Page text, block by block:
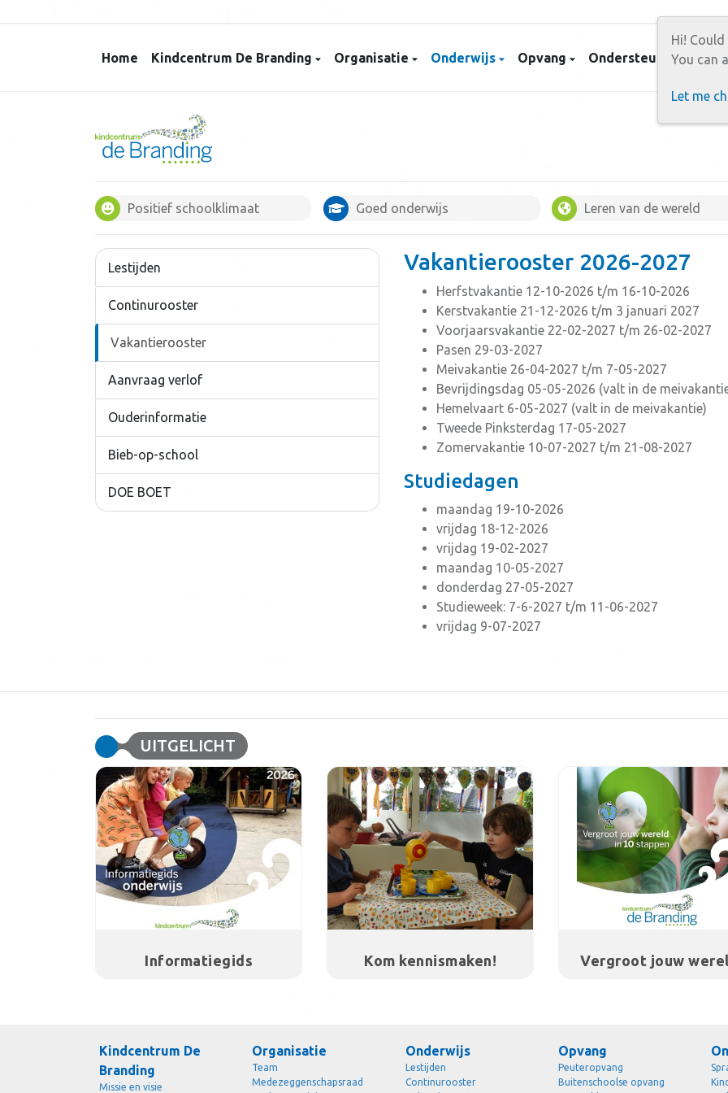
Home Kindcentrum De Branding Organisatie Onderwijs Opvang Ondersteuning
Positief schoolklimaat Goed onderwijs Leren van de wereld
Lestijden
Continurooster
Vakantierooster
Aanvraag verlof
Ouderinformatie
Bieb-op-school
DOE BOET
Vakantierooster 2026-2027
Herfstvakantie 12-10-2026 t/m 16-10-2026
Kerstvakantie 21-12-2026 t/m 3 januari 2027
Voorjaarsvakantie 22-02-2027 t/m 26-02-2027
Pasen 29-03-2027
Meivakantie 26-04-2027 t/m 7-05-2027
Bevrijdingsdag 05-05-2026 (valt in de
Hemelvaart 6-05-2027 (valt in de meivakantie)
Tweede Pinksterdag 17-05-2027
Zomervakantie 10-07-2027 t/m 21-08-2027
Studiedagen
maandag 19-10-2026
vrijdag 18-12-2026
vrijdag 19-02-2027
maandag 10-05-2027
donderdag 27-05-2027
Studieweek: 7-6-2027 t/m 11-06-2027
vrijdag 9-07-2027
UITGELICHT
Informatiegids Kom kennismaken! Vergroot jouw
Kindcentrum De
Branding
Missie en visie
Organisatie
Team
Medezeggenschapsraad
Onderwijs
Lestijden
Continurooster
Opvang
Peuteropvang
Buitenschoolse opvang
Hi!
You can
Let me